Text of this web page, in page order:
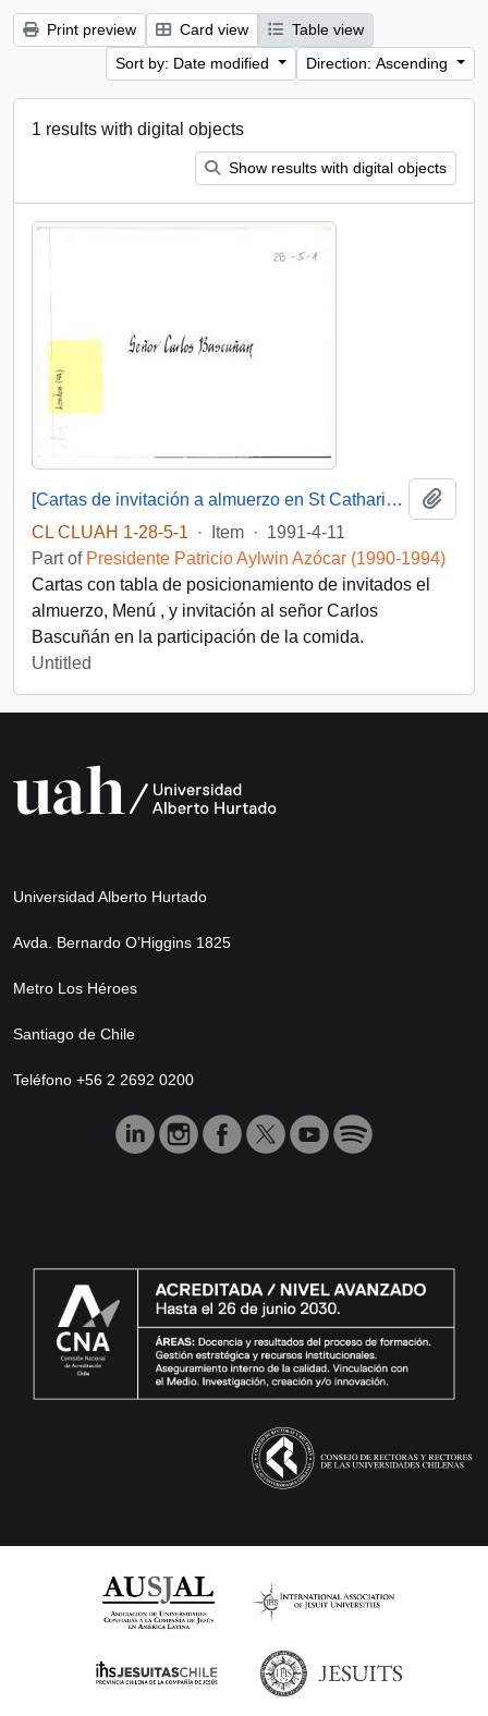
Print preview Card view
Table view
Sort by: Date modified
Direction: Ascending
1 results with digital objects
Show results with digital objects
[Cartas de invitación a almuerzo en St Catharine's College, Cambridge].
CL CLUAH 1-28-5-1
· Item · 1991-4-11
Part of Presidente Patricio Aylwin Azócar (1990-1994)
Cartas con tabla de posicionamiento de invitados el
almuerzo, Menú , y invitación al señor Carlos
Bascuñán en la participación de la comida.
Untitled
Universidad Alberto Hurtado
Avda. Bernardo O’Higgins 1825
Metro Los Héroes
Santiago de Chile
Teléfono +56 2 2692 0200